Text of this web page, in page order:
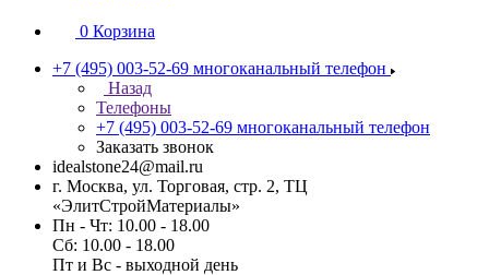
0 Корзина
+7 (495) 003-52-69 многоканальный телефон
Назад
Телефоны
+7 (495) 003-52-69 многоканальный телефон
Заказать звонок
idealstone24@mail.ru
г. Москва, ул. Торговая, стр. 2, ТЦ
«ЭлитСтройМатериалы»
Пн - Чт: 10.00 - 18.00
Сб: 10.00 - 18.00
Пт и Вс - выходной день